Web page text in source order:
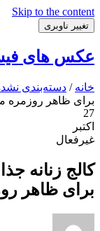
Skip to the content
تغییر ناوبری
عکس های
خانه / دسته‌بندی
برای ظاهر روزمره
27
اکتبر
غیرفعال
برای ظاهر